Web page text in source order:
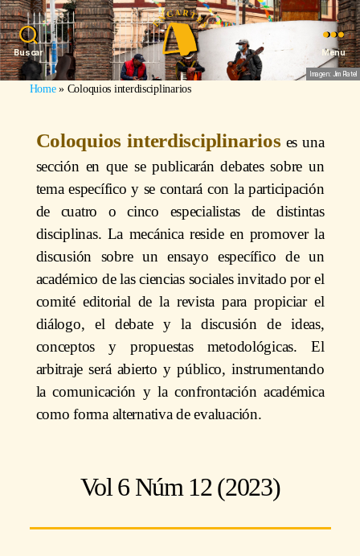
Buscar Menu
Imagen: Jim Platel
Home» Coloquios interdisciplinarios
Coloquios interdisciplinarios es una
sección en que se publicarán debates sobre un
tema específico y se contará con la participación
de cuatro o cinco especialistas de distintas
disciplinas. La mecánica reside en promover la
discusión sobre un ensayo específico de un
académico de las ciencias sociales invitado por el
comité editorial de la revista para propiciar el
diálogo, el debate y la discusión de ideas,
conceptos y propuestas metodológicas. El
arbitraje será abierto y público, instrumentando
la comunicación y la confrontación académica
como forma alternativa de evaluación.
Vol 6 Núm 12 (2023)